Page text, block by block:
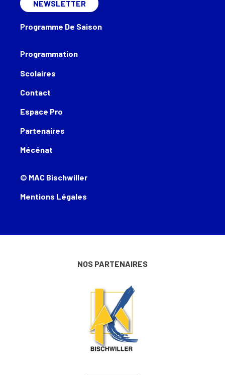
Programmation
Scolaires
Contact
Espace Pro
Partenaires
Mécénat
NEWSLETTER
Programme De Saison
© MAC Bischwiller
Mentions Légales
NOS PARTENAIRES